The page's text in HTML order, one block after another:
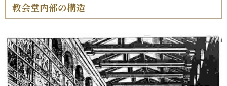
教会堂内部の構造